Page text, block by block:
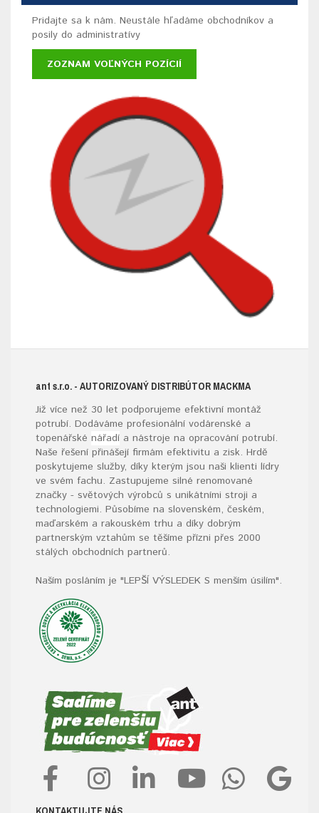
Pridajte sa k nám. Neustále hľadáme obchodníkov a
posily do administratívy
ZOZNAM VOĽNÝCH POZÍCIÍ
ant s.r.o. - AUTORIZOVANÝ DISTRIBÚTOR MACKMA
Již více než 30 let podporujeme efektivní montáž
potrubí. Dodáváme profesionální vodárenské a
topenářské nářadí a nástroje na opracování potrubí.
Naše řešení přinášejí firmám efektivitu a zisk. Hrdě
poskytujeme služby, díky kterým jsou naši klienti lídry
ve svém fachu. Zastupujeme silné renomované
značky - světových výrobců s unikátními stroji a
technologiemi. Působíme na slovenském, českém,
maďarském a rakouském trhu a díky dobrým
partnerským vztahům se těšíme přízni přes 2000
stálých obchodních partnerů.
Naším posláním je "LEPŠÍ VÝSLEDEK S menším úsilím".